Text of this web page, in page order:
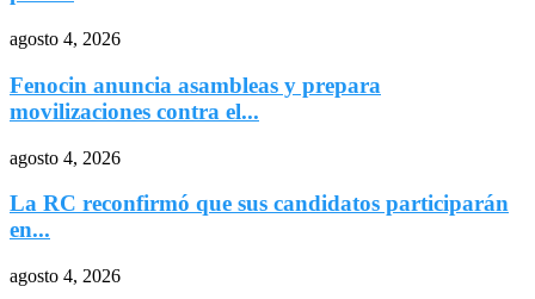
agosto 4, 2026
Fenocin anuncia asambleas y prepara
movilizaciones contra el...
agosto 4, 2026
La RC reconfirmó que sus candidatos participarán
en...
agosto 4, 2026